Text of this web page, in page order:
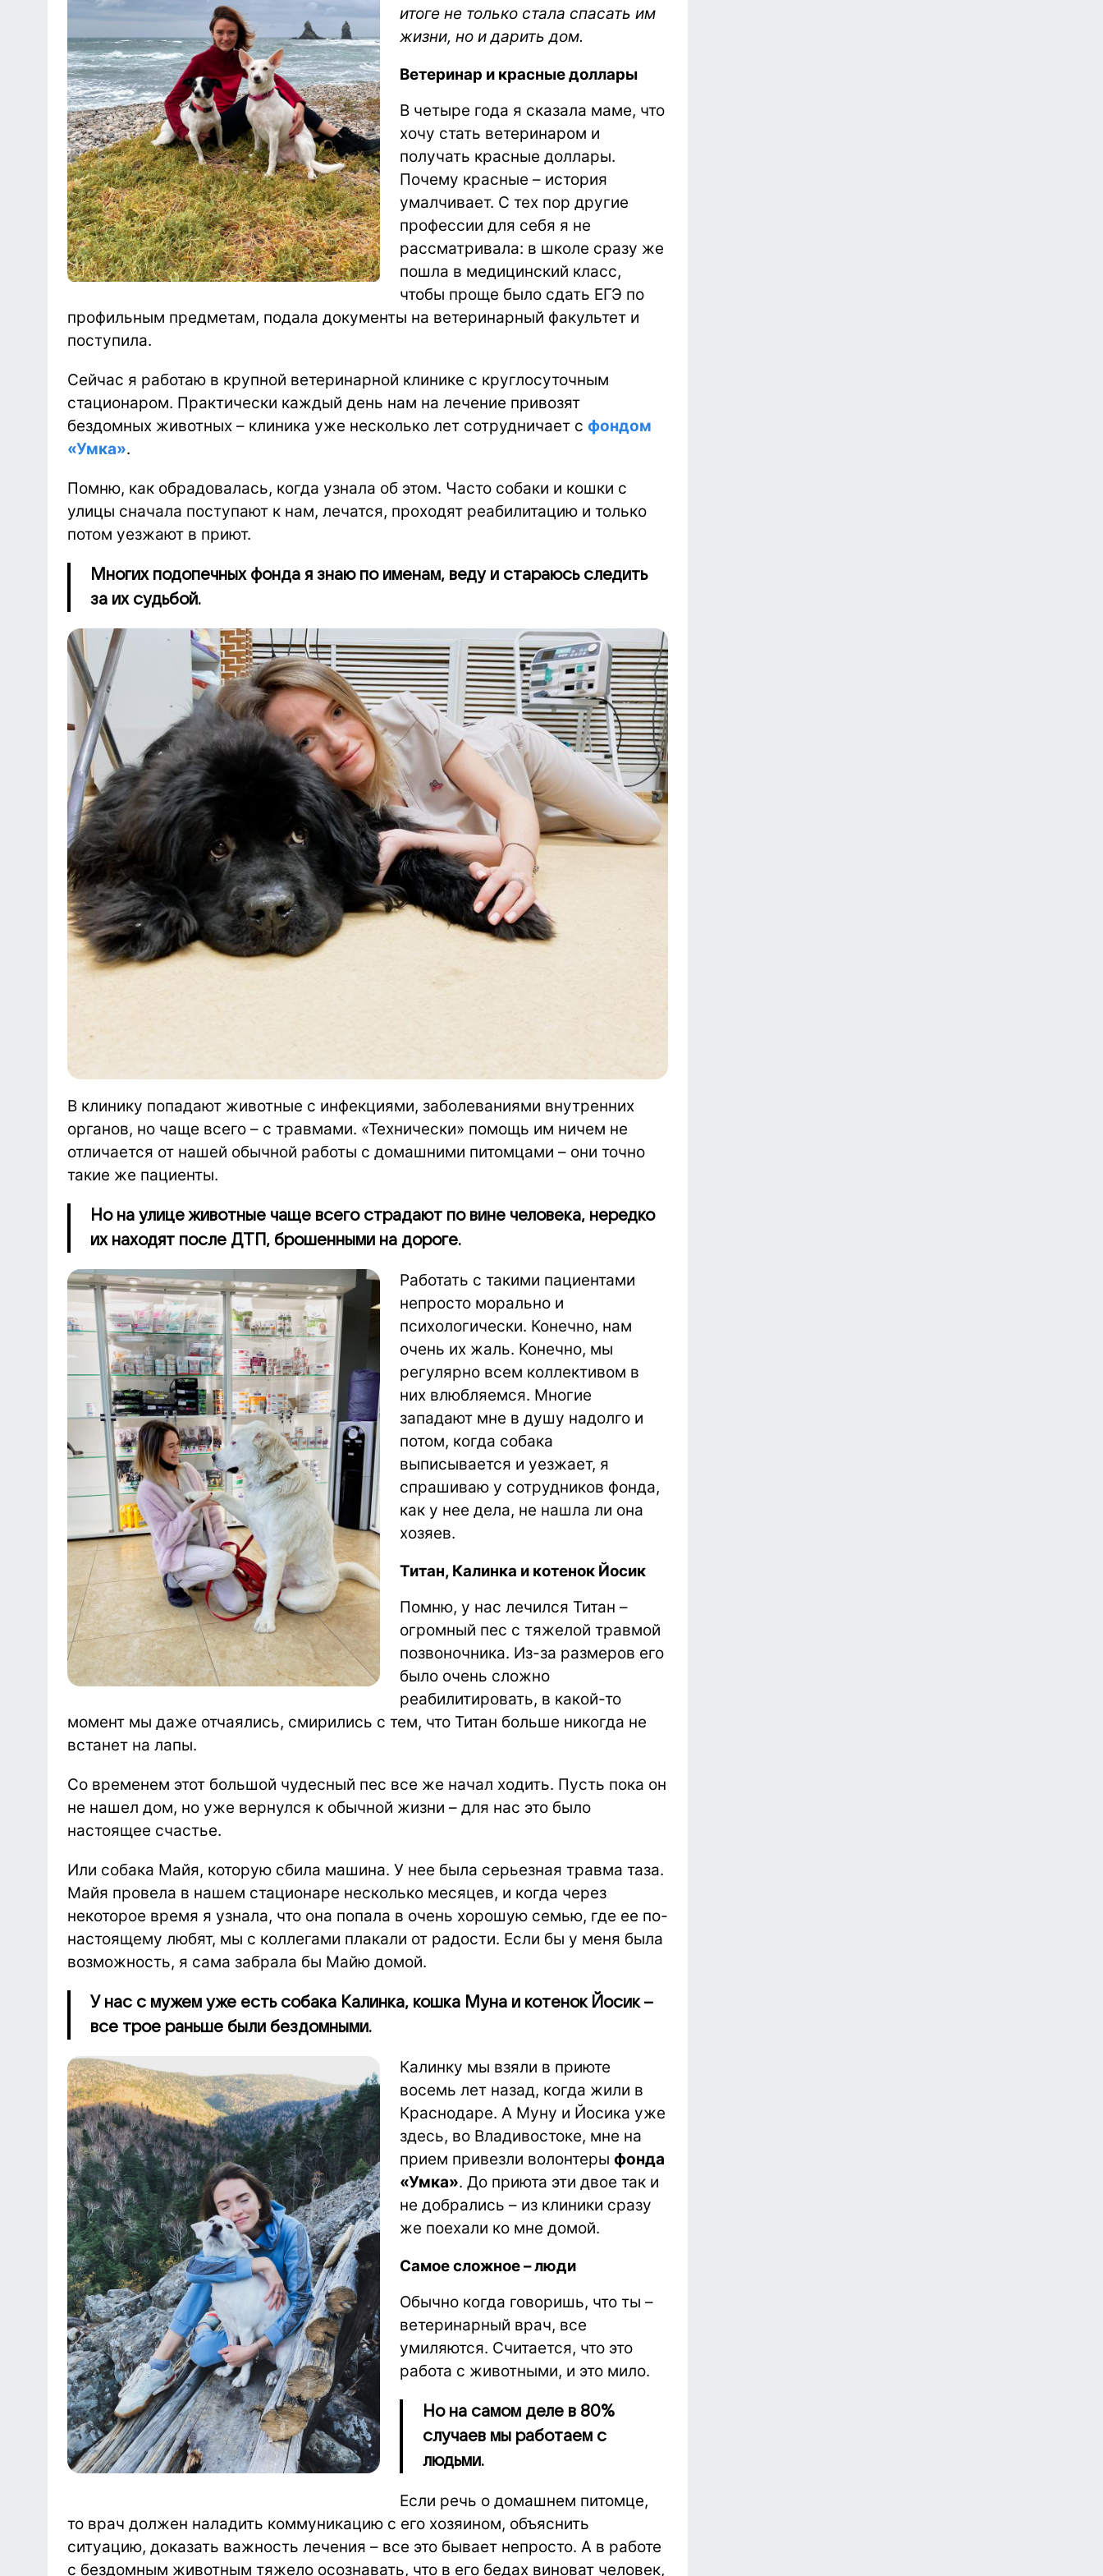
итоге не только стала спасать им
жизни, но и дарить дом.
Ветеринар и красные доллары
В четыре года я сказала маме, что
хочу стать ветеринаром и
получать красные доллары.
Почему красные – история
умалчивает. С тех пор другие
профессии для себя я не
рассматривала: в школе сразу же
пошла в медицинский класс,
чтобы проще было сдать ЕГЭ по
профильным предметам, подала документы на ветеринарный факультет и
поступила.
Сейчас я работаю в крупной ветеринарной клинике с круглосуточным
стационаром. Практически каждый день нам на лечение привозят
бездомных животных – клиника уже несколько лет сотрудничает с фондом
«Умка».
Помню, как обрадовалась, когда узнала об этом. Часто собаки и кошки с
улицы сначала поступают к нам, лечатся, проходят реабилитацию и только
потом уезжают в приют.
Многих подопечных фонда я знаю по именам, веду и стараюсь следить
за их судьбой.
В клинику попадают животные с инфекциями, заболеваниями внутренних
органов, но чаще всего – с травмами. «Технически» помощь им ничем не
отличается от нашей обычной работы с домашними питомцами – они точно
такие же пациенты.
Но на улице животные чаще всего страдают по вине человека, нередко
их находят после ДТП, брошенными на дороге.
Работать с такими пациентами
непросто морально и
психологически. Конечно, нам
очень их жаль. Конечно, мы
регулярно всем коллективом в
них влюбляемся. Многие
западают мне в душу надолго и
потом, когда собака
выписывается и уезжает, я
спрашиваю у сотрудников фонда,
как у нее дела, не нашла ли она
хозяев.
Титан, Калинка и котенок Йосик
Помню, у нас лечился Титан –
огромный пес с тяжелой травмой
позвоночника. Из-за размеров его
было очень сложно
реабилитировать, в какой-то
момент мы даже отчаялись, смирились с тем, что Титан больше никогда не
встанет на лапы.
Со временем этот большой чудесный пес все же начал ходить. Пусть пока он
не нашел дом, но уже вернулся к обычной жизни – для нас это было
настоящее счастье.
Или собака Майя, которую сбила машина. У нее была серьезная травма таза.
Майя провела в нашем стационаре несколько месяцев, и когда через
некоторое время я узнала, что она попала в очень хорошую семью, где ее по-
настоящему любят, мы с коллегами плакали от радости. Если бы у меня была
возможность, я сама забрала бы Майю домой.
У нас с мужем уже есть собака Калинка, кошка Муна и котенок Йосик –
все трое раньше были бездомными.
Калинку мы взяли в приюте
восемь лет назад, когда жили в
Краснодаре. А Муну и Йосика уже
здесь, во Владивостоке, мне на
прием привезли волонтеры фонда
«Умка». До приюта эти двое так и
не добрались – из клиники сразу
же поехали ко мне домой.
Самое сложное – люди
Обычно когда говоришь, что ты –
ветеринарный врач, все
умиляются. Считается, что это
работа с животными, и это мило.
Но на самом деле в 80%
случаев мы работаем с
людьми.
Если речь о домашнем питомце,
то врач должен наладить коммуникацию с его хозяином, объяснить
ситуацию, доказать важность лечения – все это бывает непросто. А в работе
с бездомным животным тяжело осознавать, что в его бедах виноват человек,